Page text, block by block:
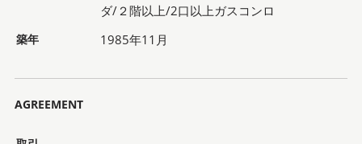
ダ/２階以上/2口以上ガスコンロ
築年 1985年11月
AGREEMENT